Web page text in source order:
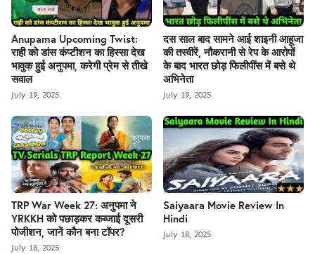
Anupama Upcoming Twist:
राही को डांस कंप्टीशन का हिस्सा देख
भावुक हुई अनुपमा, करेगी प्रेम से तीखे
सवाल
July 19, 2025
दस साल बाद सामने आई शाइनी आहूजा
की तस्वीरें, नौकरानी से रेप के आरोपों
के बाद भारत छोड़ फिलीपींस में बसे थे
अभिनेता
July 19, 2025
TRP War Week 27: अनुपमा ने
YRKKH को पछाड़कर कब्जाई दूसरी
पोजीशन, जानें कौन बना टॉपर?
July 18, 2025
Saiyaara Movie Review In
Hindi
July 18, 2025